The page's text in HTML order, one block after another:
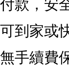
款，安
到家或
手續費